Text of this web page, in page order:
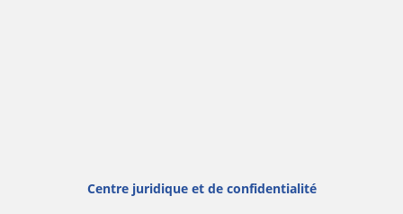
Centre juridique et de confidentialité